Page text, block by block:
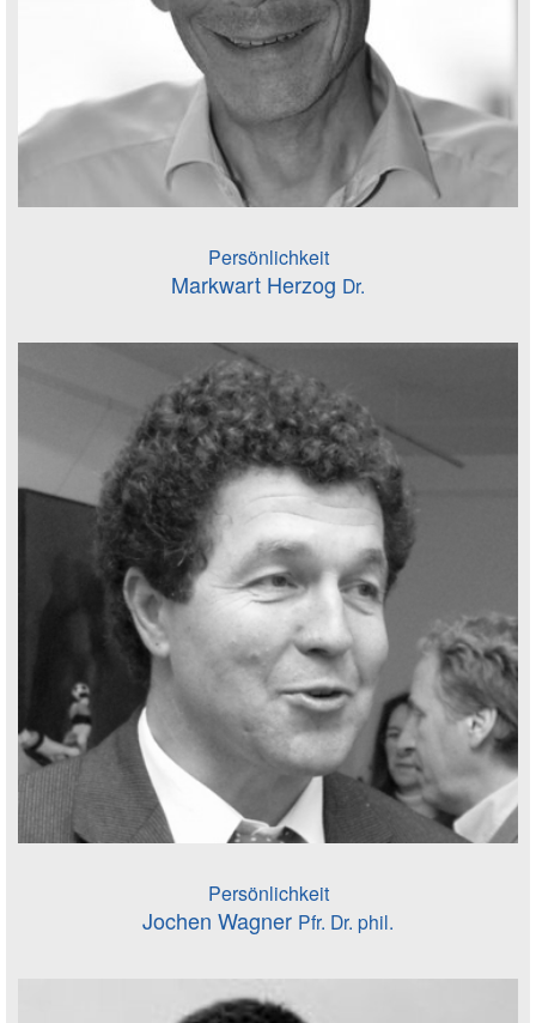
Persönlichkeit
Markwart Herzog Dr.
Persönlichkeit
Jochen Wagner Pfr. Dr. phil.